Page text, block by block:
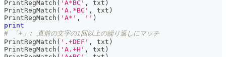
PrintRegMatch ( 'A*BC' , txt )
PrintRegMatch ( 'A.*BC' , txt )
PrintRegMatch ( 'A*' , '' )
print
# 「+」: 直前の文字の1回以上の繰り返しにマッチ
PrintRegMatch ( '.+DEF' , txt )
PrintRegMatch ( 'A.+H' , txt )